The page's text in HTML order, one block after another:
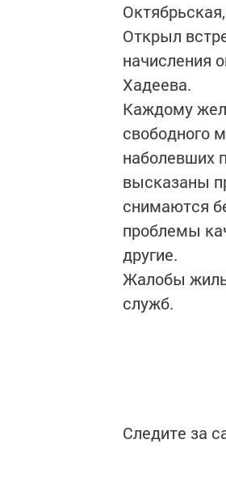
Открыл
начисления
Хадеева.
Каждому
свободного
наболевших
высказаны
снимаются
проблемы
другие.
Жалобы
служб.
Следите за